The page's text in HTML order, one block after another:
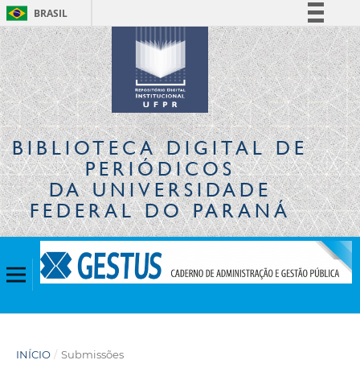
BRASIL
Simplifique!
Comunica BR
Participe
Acesso à informação
Legislação
Canais
BIBLIOTECA DIGITALDE
PERIÓDICOS
DA UNIVERSIDADE
FEDERAL DO PARANÁ
INÍCIO / Submissões